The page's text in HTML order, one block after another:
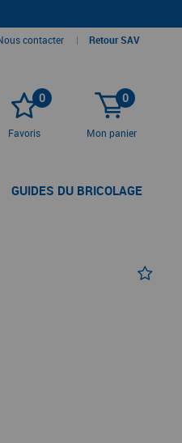
contacter | Retour SAV
0
Favoris
0
Mon panier
GUIDES DU BRICOLAGE